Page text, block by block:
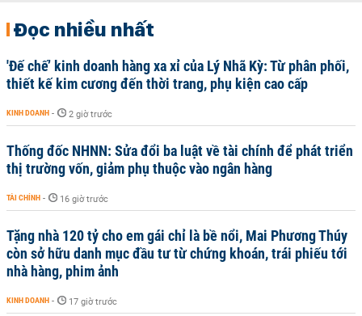
Đọc nhiều nhất
'Đế chế’ kinh doanh hàng xa xỉ của Lý Nhã Kỳ: Từ phân phối,
thiết kế kim cương đến thời trang, phụ kiện cao cấp
KINH DOANH - 2 giờ trước
Thống đốc NHNN: Sửa đổi ba luật về tài chính để phát triển
thị trường vốn, giảm phụ thuộc vào ngân hàng
TÀI CHÍNH - 16 giờ trước
Tặng nhà 120 tỷ cho em gái chỉ là bề nổi, Mai Phương Thúy
còn sở hữu danh mục đầu tư từ chứng khoán, trái phiếu tới
nhà hàng, phim ảnh
KINH DOANH - 17 giờ trước